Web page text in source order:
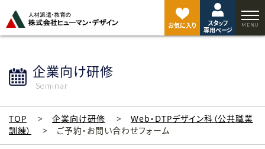
お気に入り
スタッフ
専用ページ
企業向け研修
Seminar
TOP 企業向け研修
Web・DTPデザイン科（公共職業
訓練）
ご予約・お問い合わせフォーム
ジ
ト